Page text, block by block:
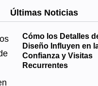
Últimas Noticias
Cómo los Detalles
Diseño Influyen en
Confianza y Visitas
Recurrentes